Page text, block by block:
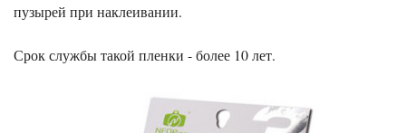
пузырей при наклеивании.
Срок службы такой пленки - более 10 лет.